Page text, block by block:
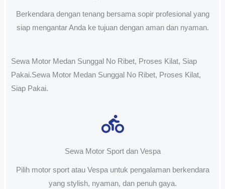
Berkendara dengan tenang bersama sopir profesional yang
siap mengantar Anda ke tujuan dengan aman dan nyaman.
Sewa Motor Medan Sunggal No Ribet, Proses Kilat, Siap
Pakai.Sewa Motor Medan Sunggal No Ribet, Proses Kilat,
Siap Pakai.
Sewa Motor Sport dan Vespa
Pilih motor sport atau Vespa untuk pengalaman berkendara
yang stylish, nyaman, dan penuh gaya.